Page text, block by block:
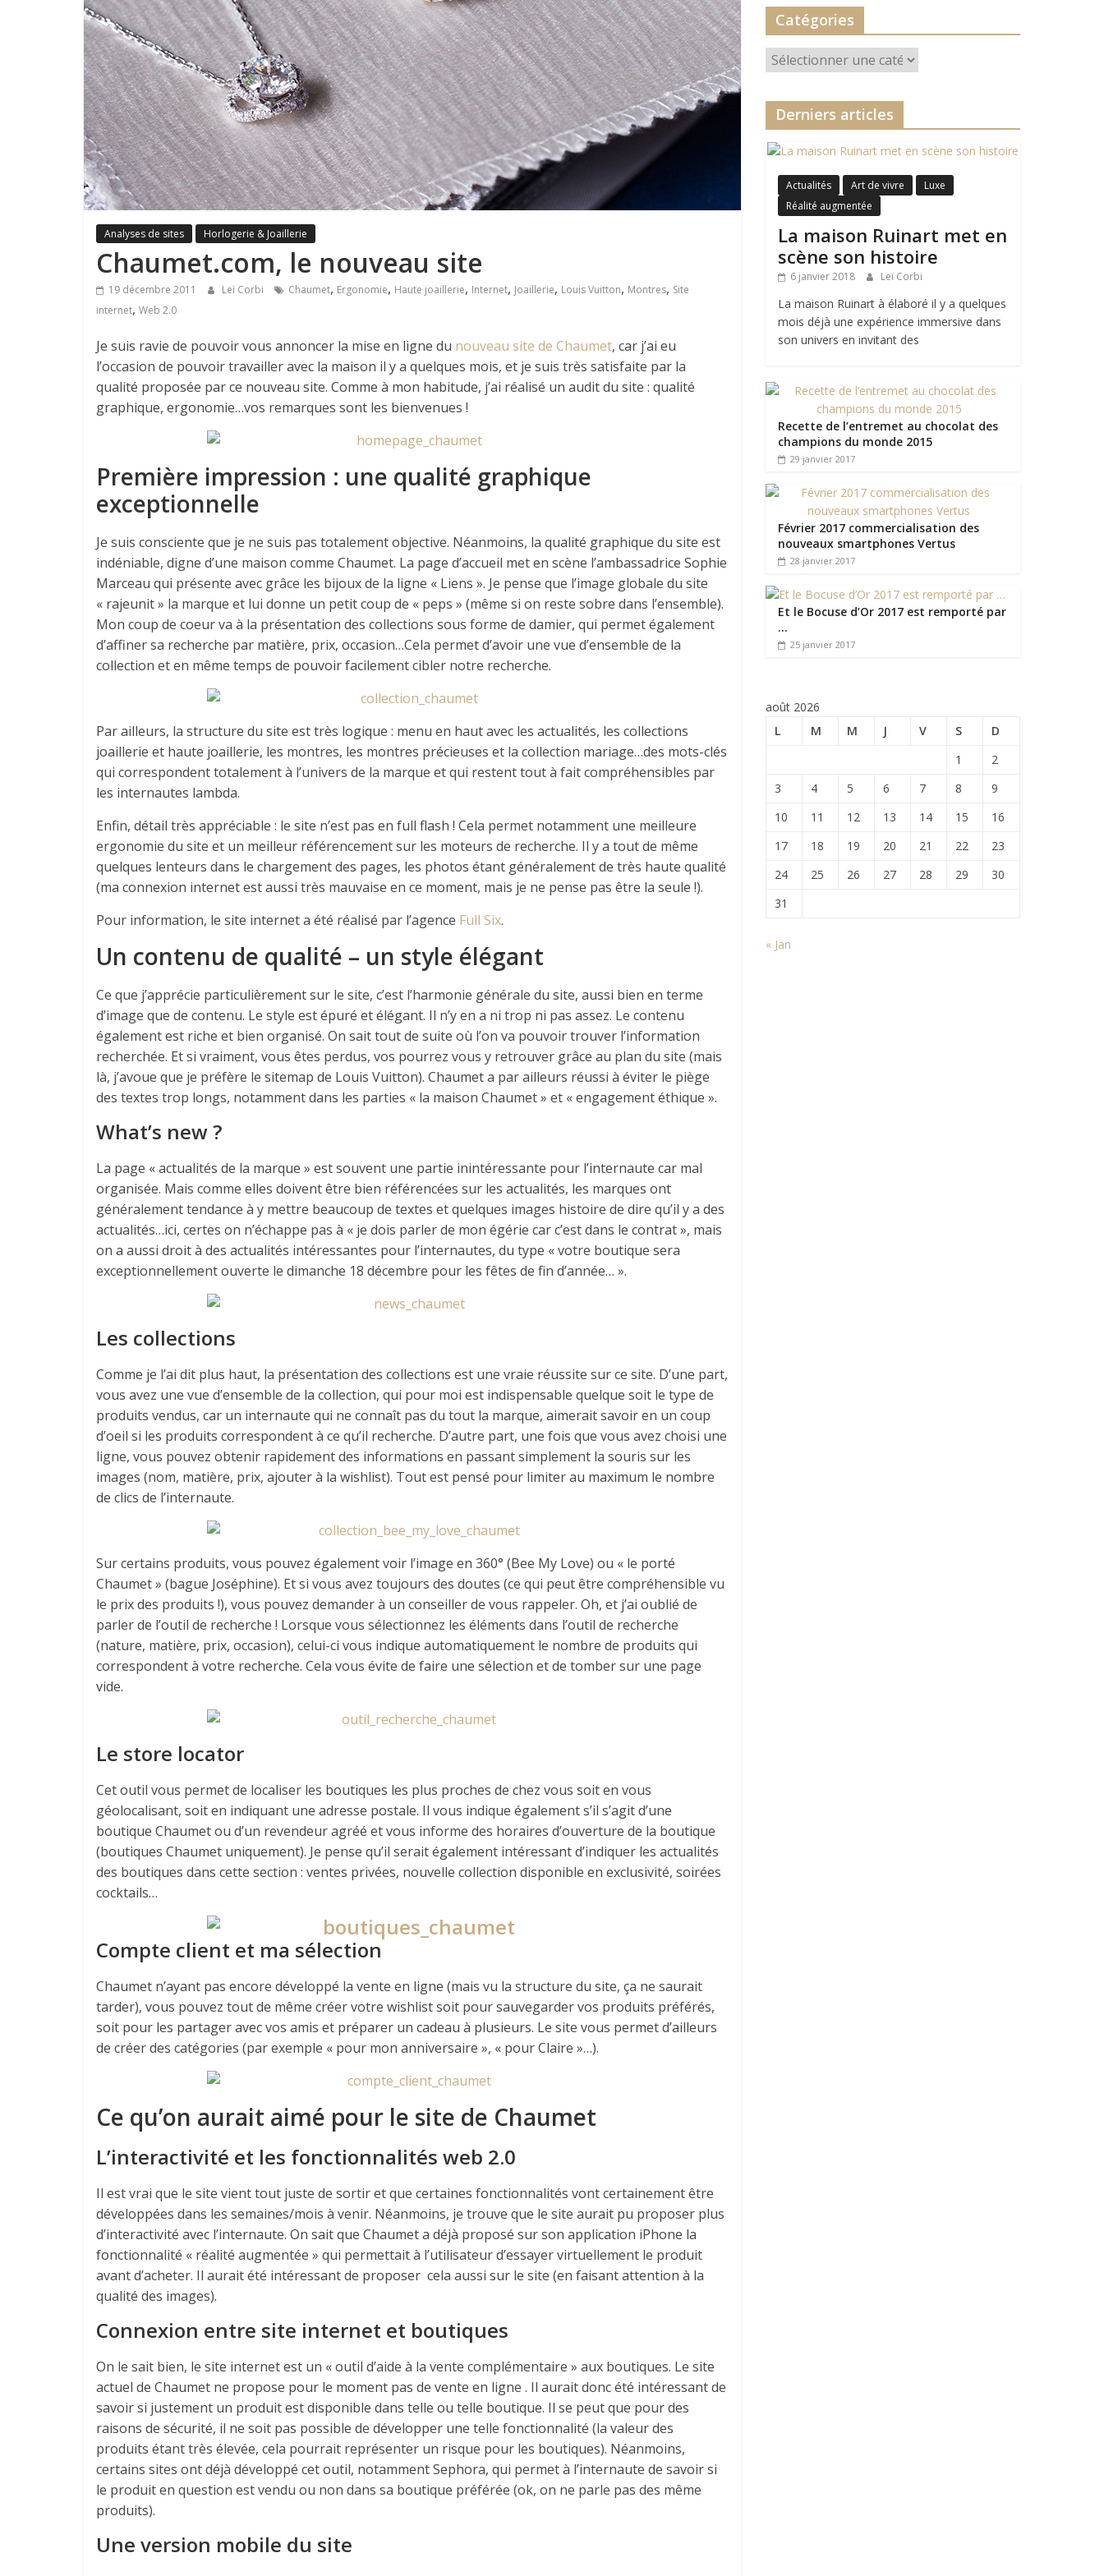
Analyses de sites Horlogerie & Joaillerie
Chaumet.com, le nouveau site
19 décembre 2011 Leï Corbi Chaumet, Ergonomie, Haute joaillerie, Internet, Joaillerie, Louis Vuitton, Montres, Site
internet, Web 2.0
Je suis ravie de pouvoir vous annoncer la mise en ligne du nouveau site de Chaumet, car j’ai eu
l’occasion de pouvoir travailler avec la maison il y a quelques mois, et je suis très satisfaite par la
qualité proposée par ce nouveau site. Comme à mon habitude, j’ai réalisé un audit du site : qualité
graphique, ergonomie…vos remarques sont les bienvenues !
Première impression : une qualité graphique
exceptionnelle
Je suis consciente que je ne suis pas totalement objective. Néanmoins, la qualité graphique du site est
indéniable, digne d’une maison comme Chaumet. La page d’accueil met en scène l’ambassadrice Sophie
Marceau qui présente avec grâce les bijoux de la ligne « Liens ». Je pense que l’image globale du site
« rajeunit » la marque et lui donne un petit coup de « peps » (même si on reste sobre dans l’ensemble).
Mon coup de coeur va à la présentation des collections sous forme de damier, qui permet également
d’affiner sa recherche par matière, prix, occasion…Cela permet d’avoir une vue d’ensemble de la
collection et en même temps de pouvoir facilement cibler notre recherche.
Par ailleurs, la structure du site est très logique : menu en haut avec les actualités, les collections
joaillerie et haute joaillerie, les montres, les montres précieuses et la collection mariage…des mots-clés
qui correspondent totalement à l’univers de la marque et qui restent tout à fait compréhensibles par
les internautes lambda.
Enfin, détail très appréciable : le site n’est pas en full flash ! Cela permet notamment une meilleure
ergonomie du site et un meilleur référencement sur les moteurs de recherche. Il y a tout de même
quelques lenteurs dans le chargement des pages, les photos étant généralement de très haute qualité
(ma connexion internet est aussi très mauvaise en ce moment, mais je ne pense pas être la seule !).
Pour information, le site internet a été réalisé par l’agence Full Six.
Un contenu de qualité – un style élégant
Ce que j’apprécie particulièrement sur le site, c’est l’harmonie générale du site, aussi bien en terme
d’image que de contenu. Le style est épuré et élégant. Il n’y en a ni trop ni pas assez. Le contenu
également est riche et bien organisé. On sait tout de suite où l’on va pouvoir trouver l’information
recherchée. Et si vraiment, vous êtes perdus, vos pourrez vous y retrouver grâce au plan du site (mais
là, j’avoue que je préfère le sitemap de Louis Vuitton). Chaumet a par ailleurs réussi à éviter le piège
des textes trop longs, notamment dans les parties « la maison Chaumet » et « engagement éthique ».
What’s new ?
La page « actualités de la marque » est souvent une partie inintéressante pour l’internaute car mal
organisée. Mais comme elles doivent être bien référencées sur les actualités, les marques ont
généralement tendance à y mettre beaucoup de textes et quelques images histoire de dire qu’il y a des
actualités…ici, certes on n’échappe pas à « je dois parler de mon égérie car c’est dans le contrat », mais
on a aussi droit à des actualités intéressantes pour l’internautes, du type « votre boutique sera
exceptionnellement ouverte le dimanche 18 décembre pour les fêtes de fin d’année… ».
Les collections
Comme je l’ai dit plus haut, la présentation des collections est une vraie réussite sur ce site. D’une part,
vous avez une vue d’ensemble de la collection, qui pour moi est indispensable quelque soit le type de
produits vendus, car un internaute qui ne connaît pas du tout la marque, aimerait savoir en un coup
d’oeil si les produits correspondent à ce qu’il recherche. D’autre part, une fois que vous avez choisi une
ligne, vous pouvez obtenir rapidement des informations en passant simplement la souris sur les
images (nom, matière, prix, ajouter à la wishlist). Tout est pensé pour limiter au maximum le nombre
de clics de l’internaute.
Sur certains produits, vous pouvez également voir l’image en 360° (Bee My Love) ou « le porté
Chaumet » (bague Joséphine). Et si vous avez toujours des doutes (ce qui peut être compréhensible vu
le prix des produits !), vous pouvez demander à un conseiller de vous rappeler. Oh, et j’ai oublié de
parler de l’outil de recherche ! Lorsque vous sélectionnez les éléments dans l’outil de recherche
(nature, matière, prix, occasion), celui-ci vous indique automatiquement le nombre de produits qui
correspondent à votre recherche. Cela vous évite de faire une sélection et de tomber sur une page
vide.
Le store locator
Cet outil vous permet de localiser les boutiques les plus proches de chez vous soit en vous
géolocalisant, soit en indiquant une adresse postale. Il vous indique également s’il s’agit d’une
boutique Chaumet ou d’un revendeur agréé et vous informe des horaires d’ouverture de la boutique
(boutiques Chaumet uniquement). Je pense qu’il serait également intéressant d’indiquer les actualités
des boutiques dans cette section : ventes privées, nouvelle collection disponible en exclusivité, soirées
cocktails…
Compte client et ma sélection
Chaumet n’ayant pas encore développé la vente en ligne (mais vu la structure du site, ça ne saurait
tarder), vous pouvez tout de même créer votre wishlist soit pour sauvegarder vos produits préférés,
soit pour les partager avec vos amis et préparer un cadeau à plusieurs. Le site vous permet d’ailleurs
de créer des catégories (par exemple « pour mon anniversaire », « pour Claire »…).
Ce qu’on aurait aimé pour le site de Chaumet
L’interactivité et les fonctionnalités web 2.0
Il est vrai que le site vient tout juste de sortir et que certaines fonctionnalités vont certainement être
développées dans les semaines/mois à venir. Néanmoins, je trouve que le site aurait pu proposer plus
d’interactivité avec l’internaute. On sait que Chaumet a déjà proposé sur son application iPhone la
fonctionnalité « réalité augmentée » qui permettait à l’utilisateur d’essayer virtuellement le produit
avant d’acheter. Il aurait été intéressant de proposer cela aussi sur le site (en faisant attention à la
qualité des images).
Connexion entre site internet et boutiques
On le sait bien, le site internet est un « outil d’aide à la vente complémentaire » aux boutiques. Le site
actuel de Chaumet ne propose pour le moment pas de vente en ligne . Il aurait donc été intéressant de
savoir si justement un produit est disponible dans telle ou telle boutique. Il se peut que pour des
raisons de sécurité, il ne soit pas possible de développer une telle fonctionnalité (la valeur des
produits étant très élevée, cela pourrait représenter un risque pour les boutiques). Néanmoins,
certains sites ont déjà développé cet outil, notamment Sephora, qui permet à l’internaute de savoir si
le produit en question est vendu ou non dans sa boutique préférée (ok, on ne parle pas des même
produits).
Une version mobile du site
Catégories
Catégories
Derniers articles
Actualités Art de vivre
Luxe
Réalité augmentée
La maison Ruinart met en
scène son histoire
6 janvier 2018 Leï Corbi
La maison Ruinart à élaboré il y a quelques
mois déjà une expérience immersive dans
son univers en invitant des
Recette de l’entremet au chocolat des
champions du monde 2015
29 janvier 2017
Février 2017 commercialisation des
nouveaux smartphones Vertus
28 janvier 2017
Et le Bocuse d’Or 2017 est remporté par
…
25 janvier 2017
août 2026
L
M M J V S
D
1
2
3
4 5 6 7 8
9
10
11 12 13 14 15
16
17
18 19 20 21 22
23
24
25 26 27 28 29
30
31
« Jan